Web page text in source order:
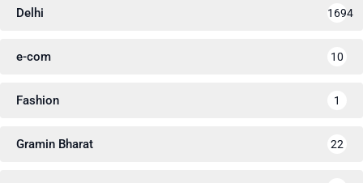
Delhi 1694
e-com 10
Fashion 1
Gramin Bharat 22